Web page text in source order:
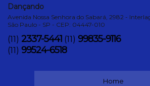
Dançando
Avenida Nossa Senhora do Sabará, 2982 -
São Paulo - SP - CEP: 04447-010
(11) 2337-5441 (11) 99835-9116
(11) 99524-6518
Home